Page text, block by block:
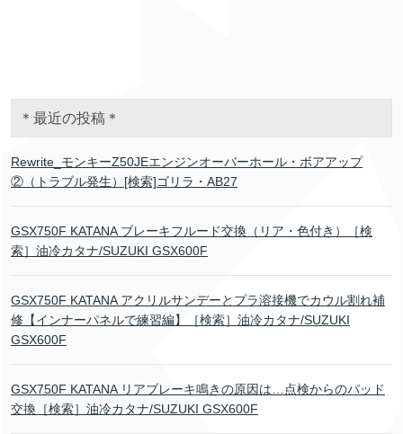
＊最近の投稿＊
Rewrite_モンキーZ50JEエンジンオーバーホール・ボアアップ
②（トラブル発生）[検索]ゴリラ・AB27
GSX750F KATANA ブレーキフルード交換（リア・色付き）［検
索］油冷カタナ/SUZUKI GSX600F
GSX750F KATANA アクリルサンデーとプラ溶接機でカウル割れ補
修【インナーパネルで練習編】［検索］油冷カタナ/SUZUKI
GSX600F
GSX750F KATANA リアブレーキ鳴きの原因は…点検からのパッド
交換［検索］油冷カタナ/SUZUKI GSX600F